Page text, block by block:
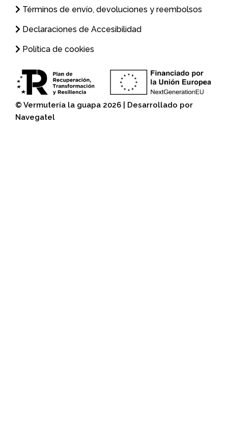
Términos de envío, devoluciones y reembolsos
Declaraciones de Accesibilidad
Política de cookies
© Vermutería la guapa 2026 | Desarrollado por
Navegatel